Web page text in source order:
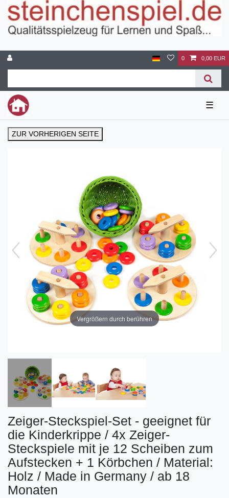
0 0,00 EUR
☰
ZUR VORHERIGEN SEITE
Vergrößern durch berühren
Zeiger-Steckspiel-Set - geeignet für
die Kinderkrippe / 4x Zeiger-
Steckspiele mit je 12 Scheiben zum
Aufstecken + 1 Körbchen / Material:
Holz / Made in Germany / ab 18
Monaten